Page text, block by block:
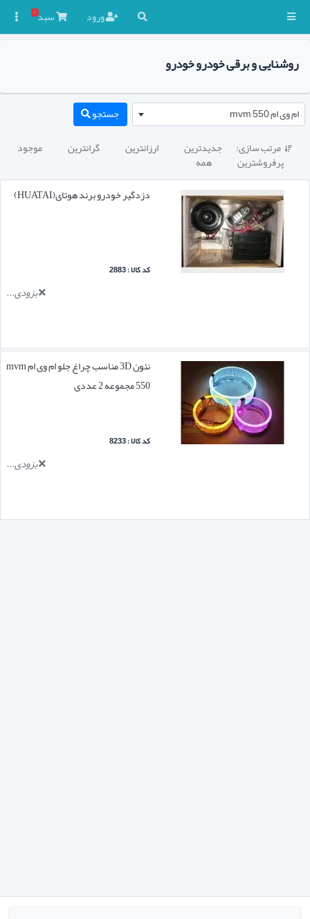
ورود سبد۰
روشنایی و برقی خودرو خودرو
ام وی ام mvm 550 جستجو
 مرتب سازی: جدیدترین ارزانترین گرانترین موجود
پرفروشترین
همه
دزدگیر خودرو برند هوتای(HUATAI)
کد کالا : 2883
بزودی...
نئون 3D مناسب چراغ جلو ام وی ام mvm
550 مجموعه 2 عددی
کد کالا : 8233
بزودی...